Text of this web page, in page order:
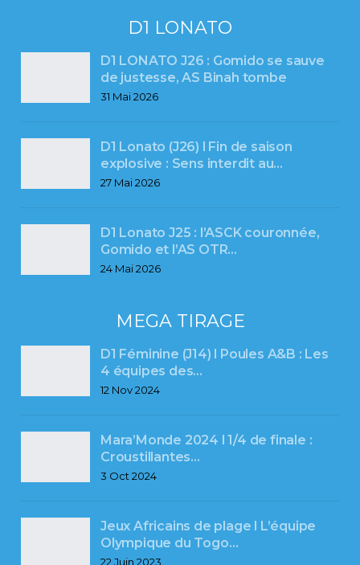
D1 LONATO
D1 LONATO J26 : Gomido se sauve
de justesse, AS Binah tombe
31 Mai 2026
D1 Lonato (J26) l Fin de saison
explosive : Sens interdit au…
27 Mai 2026
D1 Lonato J25 : l’ASCK couronnée,
Gomido et l’AS OTR…
24 Mai 2026
MEGA TIRAGE
D1 Féminine (J14) l Poules A&B : Les
4 équipes des…
12 Nov 2024
Mara’Monde 2024 l 1/4 de finale :
Croustillantes…
3 Oct 2024
Jeux Africains de plage l L’équipe
Olympique du Togo…
22 Juin 2023